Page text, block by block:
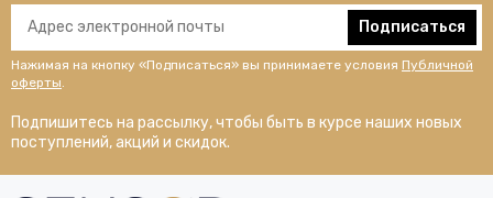
Подписаться
Нажимая на кнопку «Подписаться» вы принимаете условия Публичной
оферты.
Подпишитесь на рассылку, чтобы быть в курсе наших новых
поступлений, акций и скидок.